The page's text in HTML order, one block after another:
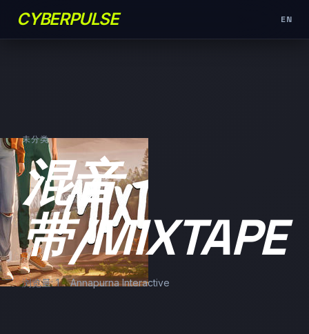
CYBERPULSE EN
未分类
混音
带/MIXTAPE
浏览量: 1 Annapurna Interactive